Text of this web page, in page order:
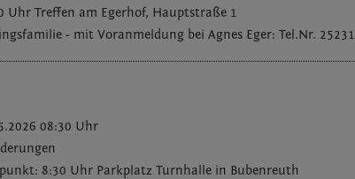
Uhr Treffen am Egerhof, Hauptstraße 1
- mit Voranmeldung bei Agnes Eger: Tel.Nr. 25231
08:30 Uhr
8:30 Uhr Parkplatz Turnhalle in Bubenreuth